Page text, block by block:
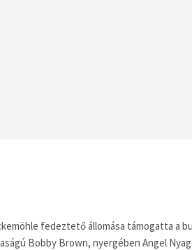
fedeztető állomása támogatta a
Bobby Brown, nyergében Angel